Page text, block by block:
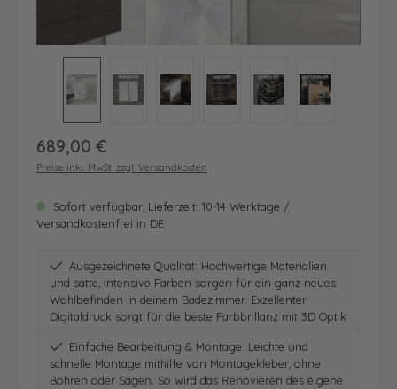
Regulärer Preis:
689,00 €
Preise inkl. MwSt. zzgl. Versandkosten
Sofort verfügbar, Lieferzeit: 10-14 Werktage /
Versandkostenfrei in DE
Ausgezeichnete Qualität: Hochwertige Materialien
und satte, intensive Farben sorgen für ein ganz neues
Wohlbefinden in deinem Badezimmer. Exzellenter
Digitaldruck sorgt für die beste Farbbrillanz mit 3D Optik
Einfache Bearbeitung & Montage: Leichte und
schnelle Montage mithilfe von Montagekleber, ohne
Bohren oder Sägen. So wird das Renovieren des eigene